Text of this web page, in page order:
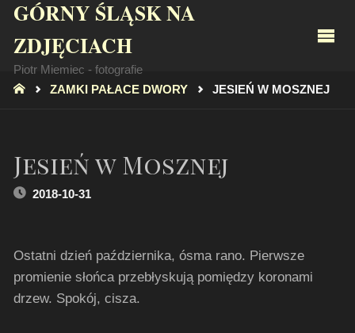
GÓRNY ŚLĄSK NA
ZDJĘCIACH
Piotr Miemiec - fotografie
STRONA
ZAMKI PAŁACE DWORY JESIEŃ W MOSZNEJ
Jesień w Mosznej
2018-10-31
Ostatni dzień października, ósma rano. Pierwsze
promienie słońca przebłyskują pomiędzy koronami
drzew. Spokój, cisza.